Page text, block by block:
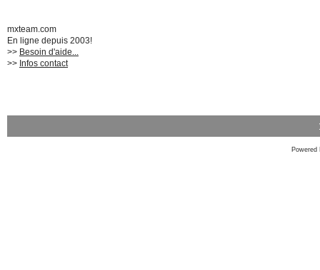
mxteam.com
En ligne depuis 2003!
>> Besoin d'aide...
>> Infos contact